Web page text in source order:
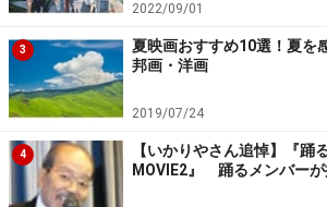
2022/09/01
3
夏映画おすすめ10選！夏を
邦画・洋画
2019/07/24
4
【いかりやさん追悼】『
MOVIE2』 踊るメンバーが